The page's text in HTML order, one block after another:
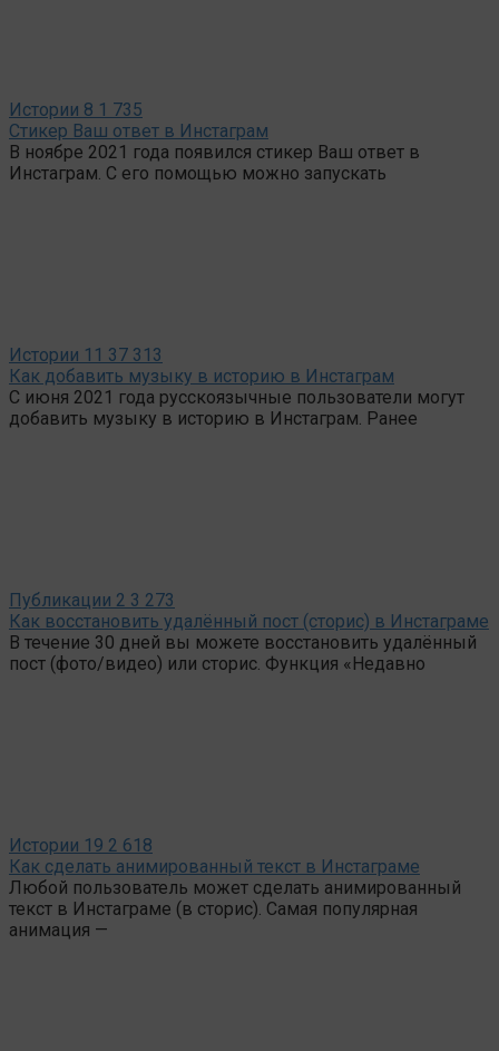
Истории 8 1 735
Стикер Ваш ответ в Инстаграм
В ноябре 2021 года появился стикер Ваш ответ в
Инстаграм. С его помощью можно запускать
Истории 11 37 313
Как добавить музыку в историю в Инстаграм
С июня 2021 года русскоязычные пользователи могут
добавить музыку в историю в Инстаграм. Ранее
Публикации 2 3 273
Как восстановить удалённый пост (сторис) в Инстаграме
В течение 30 дней вы можете восстановить удалённый
пост (фото/видео) или сторис. Функция «Недавно
Истории 19 2 618
Как сделать анимированный текст в Инстаграме
Любой пользователь может сделать анимированный
текст в Инстаграме (в сторис). Самая популярная
анимация —